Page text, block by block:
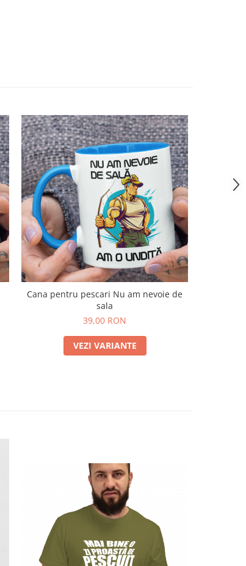
Cana pentru pescari Nu am nevoie de
sala
39,00 RON
VEZI VARIANTE